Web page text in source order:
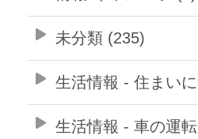
未分類 (235)
生活情報 - 住まい
生活情報 - 車の運